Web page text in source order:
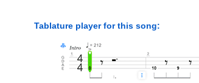
Tablature player for this song: